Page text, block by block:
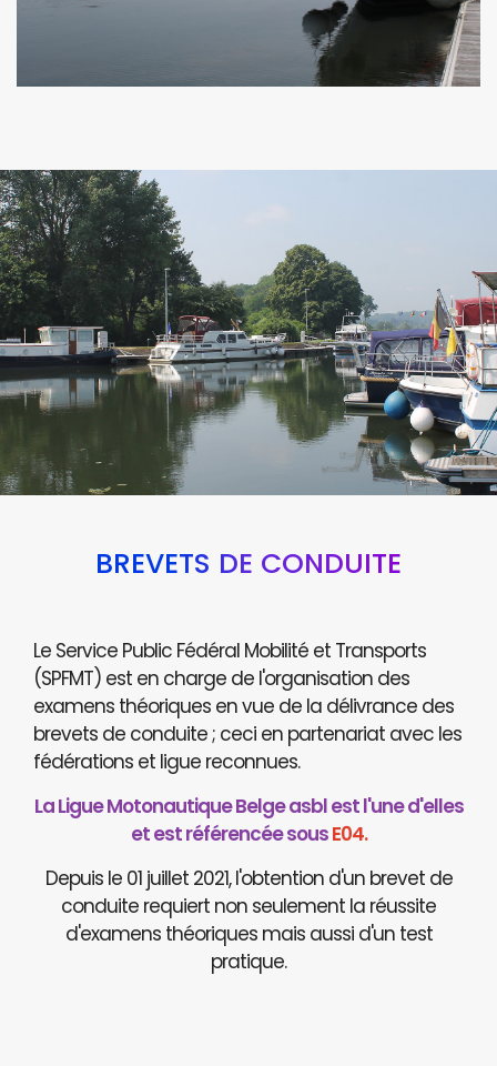
BREVETS DE CONDUITE
Le Service Public Fédéral Mobilité et Transports
(SPFMT) est en charge de l'organisation des
examens théoriques en vue de la délivrance des
brevets de conduite ; ceci en partenariat avec les
fédérations et ligue reconnues.
La Ligue Motonautique Belge asbl est l'une d'elles
et est référencée sousE04.
Depuis le 01 juillet 2021, l'obtention d'un brevet de
conduite requiert non seulement la réussite
d'examens théoriques mais aussi d'un test
pratique.